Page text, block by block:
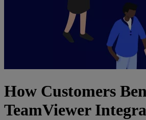
How Customers
TeamViewer